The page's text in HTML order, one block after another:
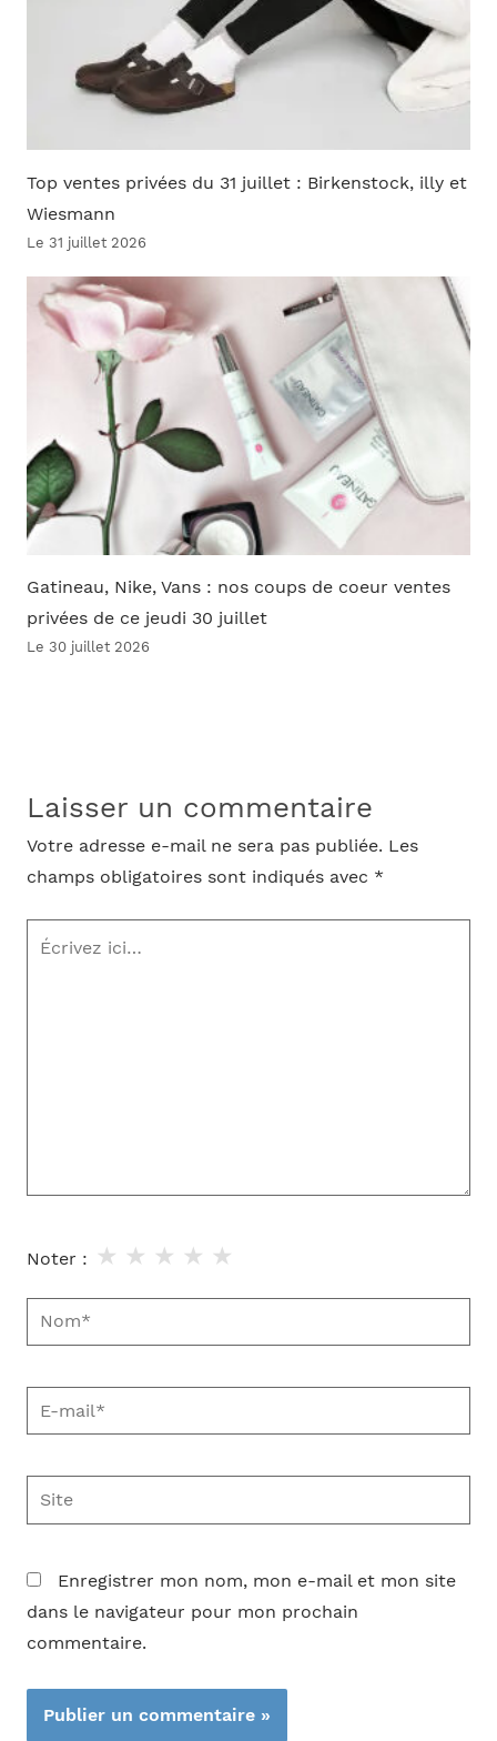
Top ventes privées du 31 juillet : Birkenstock, illy et
Wiesmann
Le 31 juillet 2026
Gatineau, Nike, Vans : nos coups de coeur ventes
privées de ce jeudi 30 juillet
Le 30 juillet 2026
Laisser un commentaire
Votre adresse e-mail ne sera pas publiée. Les
champs obligatoires sont indiqués avec *
Écrivez
Noter : ★
★
★
★
★
Nom*
E-
mail*
Site
Enregistrer mon nom, mon e-mail et mon site
dans le navigateur pour mon prochain
commentaire.